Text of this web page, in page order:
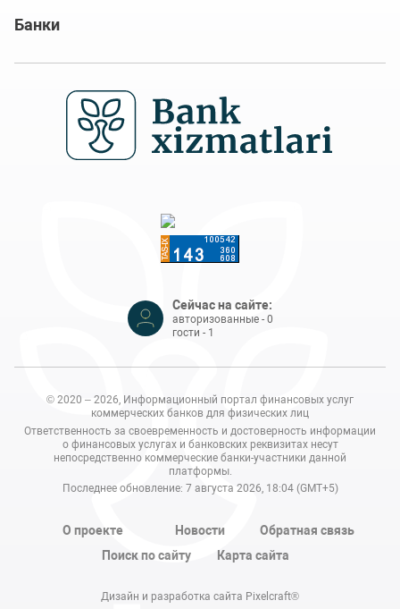
Банки
Сейчас на сайте:
авторизованные - 0
гости - 1
© 2020 – 2026, Информационный портал финансовых услуг
коммерческих банков для физических лиц
Ответственность за своевременность и достоверность информации
о финансовых услугах и банковских реквизитах несут
непосредственно коммерческие банки-участники данной
платформы.
Последнее обновление: 7 августа 2026, 18:04 (GMT+5)
О проекте Новости
Обратная связь
Поиск по сайту
Карта сайта
Дизайн и разработка сайта Pixelcraft®